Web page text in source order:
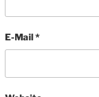
E-Mail*